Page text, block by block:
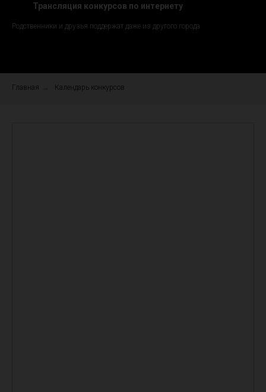
Трансляция конкурсов по интернету
Родственники и друзья поддержат даже из другого города
Главная Календарь конкурсов